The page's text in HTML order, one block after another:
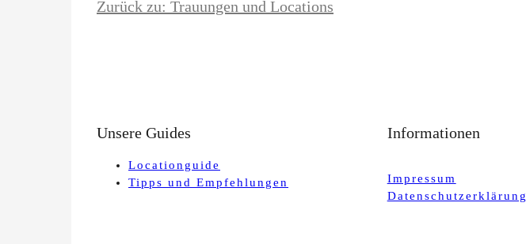
Zurück zu: Trauungen und Locations
Unsere Guides
Locationguide
Tipps und Empfehlungen
Informationen
Impressum
Datenschutzerklärung